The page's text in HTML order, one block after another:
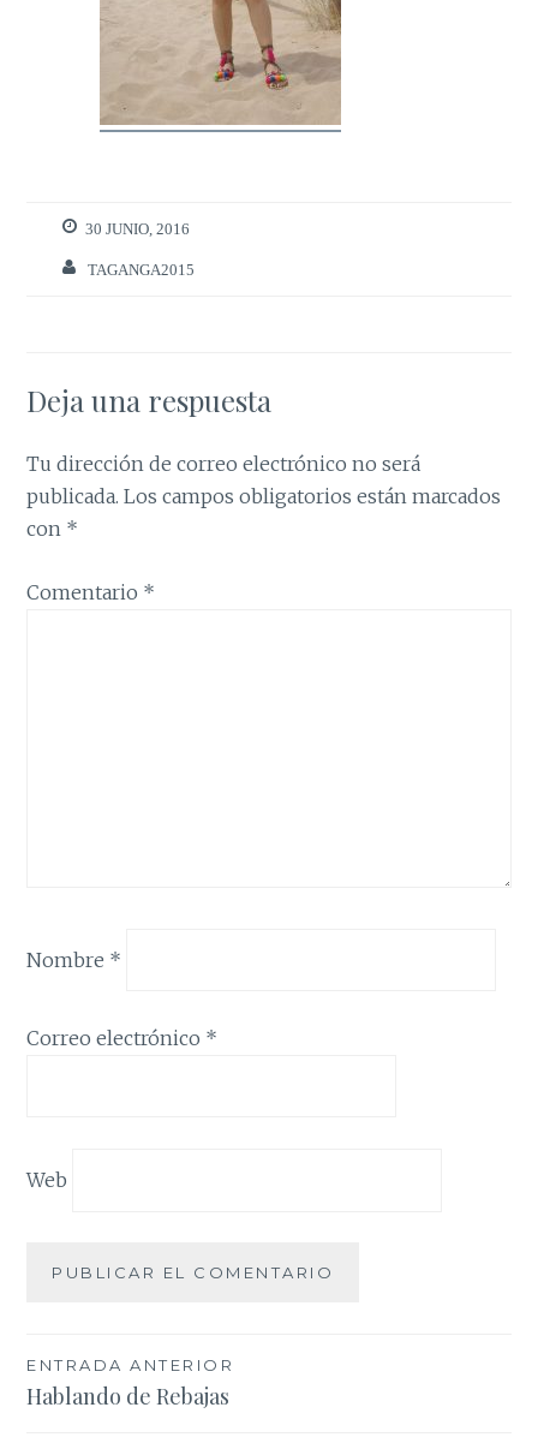
30 JUNIO, 2016
TAGANGA2015
Deja una respuesta
Tu dirección de correo electrónico no será
publicada. Los campos obligatorios están marcados
con *
Comentario *
Nombre *
Correo electrónico *
Web
Navegación
de
ENTRADA ANTERIOR
Hablando de Rebajas